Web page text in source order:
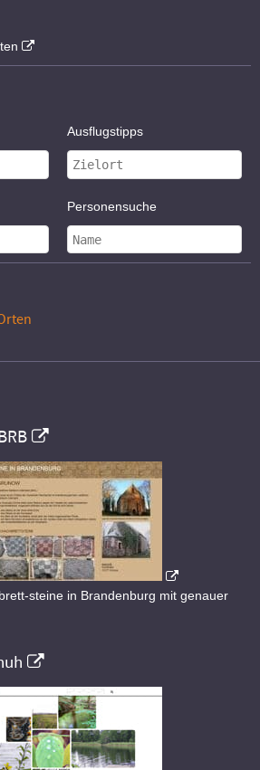
Ausflugstipps
Personensuche
steine in Brandenburg mit genauer